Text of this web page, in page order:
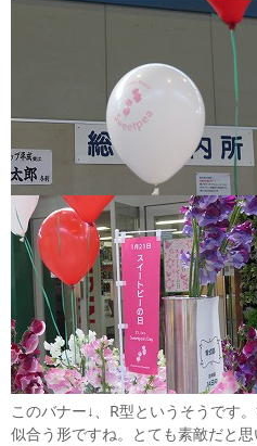
このバナー↓、R型というそうです
似合う形ですね。とても素敵だと思